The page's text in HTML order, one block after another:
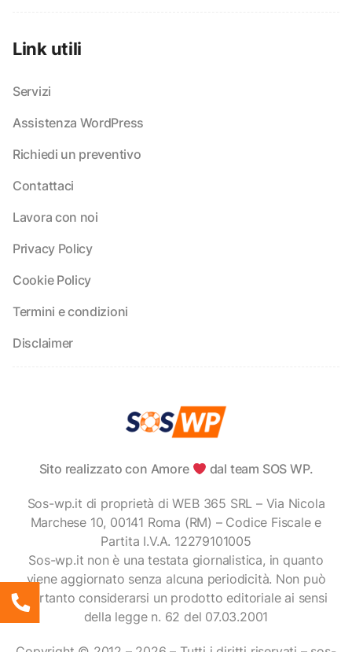
Link utili
Servizi
Assistenza WordPress
Richiedi un preventivo
Contattaci
Lavora con noi
Privacy Policy
Cookie Policy
Termini e condizioni
Disclaimer
Sito realizzato con Amore dal team SOS WP.
Sos-wp.it di proprietà di WEB 365 SRL – Via Nicola
Marchese 10, 00141 Roma (RM) – Codice Fiscale e
Partita I.V.A. 12279101005
Sos-wp.it non è una testata giornalistica, in quanto
viene aggiornato senza alcuna periodicità. Non può
pertanto considerarsi un prodotto editoriale ai sensi
della legge n. 62 del 07.03.2001